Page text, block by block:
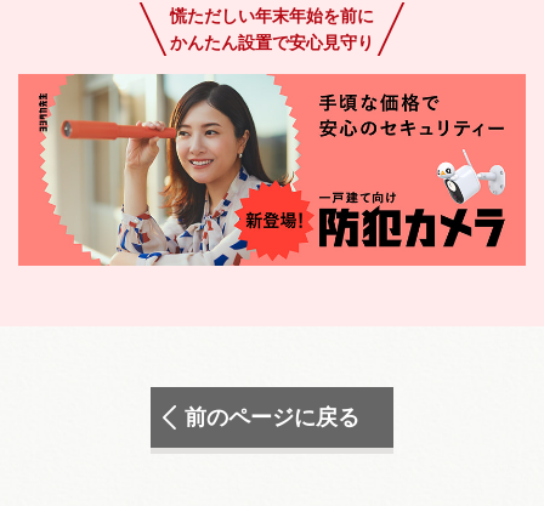
慌ただしい年末年始を前に
かんたん設置で安心見守り
前のページに戻る